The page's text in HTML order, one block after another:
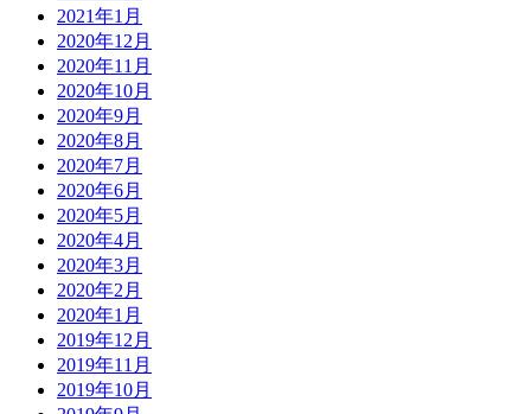
2021年1月
2020年12月
2020年11月
2020年10月
2020年9月
2020年8月
2020年7月
2020年6月
2020年5月
2020年4月
2020年3月
2020年2月
2020年1月
2019年12月
2019年11月
2019年10月